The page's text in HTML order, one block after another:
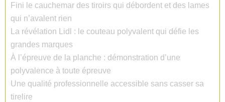
Fini le cauchemar des tiroirs qui débordent et des lames
qui n’avalent rien
La révélation Lidl : le couteau polyvalent qui défie les
grandes marques
À l’épreuve de la planche : démonstration d’une
polyvalence à toute épreuve
Une qualité professionnelle accessible sans casser sa
tirelire